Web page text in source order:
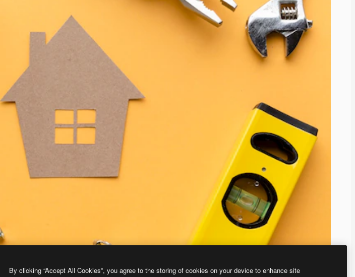
By clicking “Accept All Cookies”, you agree to the storing of cookies on your device to enhance site